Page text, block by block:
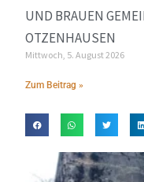
UND BRAUEN
OTZENHAUSEN
Mittwoch, 5. August 2026
Zum Beitrag »